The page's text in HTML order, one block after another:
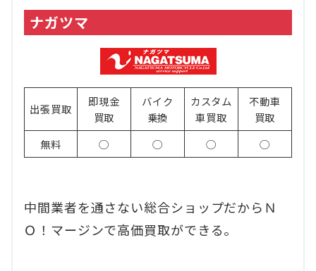
ナガツマ
出張買取
即現金
買取
バイク
乗換
カスタム
車買取
不動車
買取
無料
◯ ◯ ◯ ◯
中間業者を通さない総合ショップだからＮ
Ｏ！マージンで高価買取ができる。